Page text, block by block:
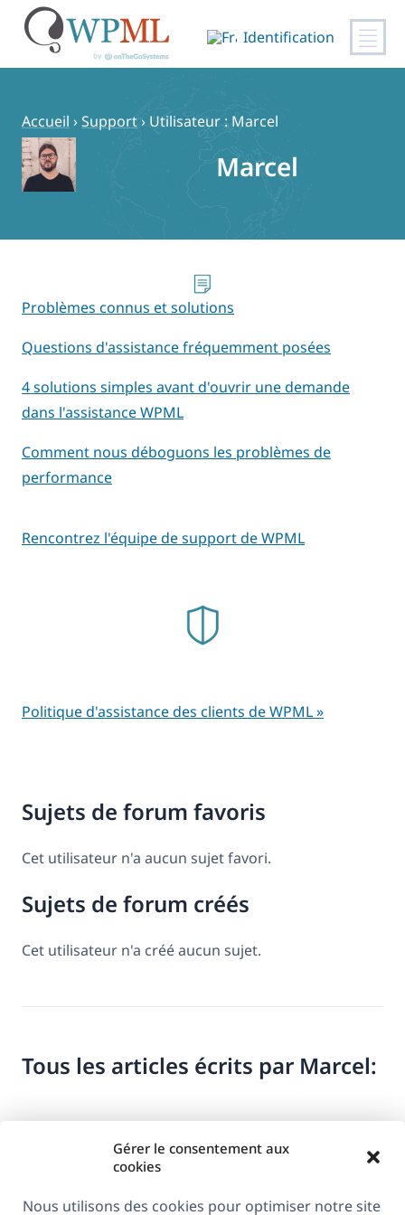
Gérer le consentement aux
cookies
Nous utilisons des cookies pour optimiser notre site
contenu
Identification
Accueil ›Support› Utilisateur : Marcel
Marcel
Sujets de forum favoris
Cet utilisateur n'a aucun sujet favori.
Sujets de forum créés
Cet utilisateur n'a créé aucun sujet.
Tous les articles écrits par Marcel:
Problèmes connus et solutions
Questions d'assistance fréquemment posées
4 solutions simples avant d'ouvrir une demande
dans l'assistance WPML
Comment nous déboguons les problèmes de
performance
Rencontrez l'équipe de support de WPML
Politique d'assistance des clients de WPML »